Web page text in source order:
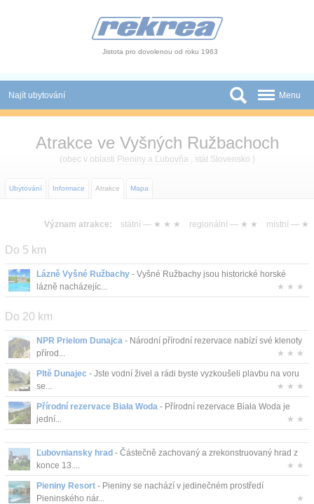
Jistota pro dovolenou od roku 1963
Najít ubytování
Slevy a Last Minute
Autobusové zájezdy
Atrakce
O nás
Kontakt
Menu
Atrakce ve Vyšných Ružbachoch
(obec v oblasti Pieniny a Ľubovňa , stát Slovensko )
Ubytování Informace Atrakce Mapa
Význam atrakce: státní — ★ ★ ★ regionální — ★ ★ místní — ★
Do 5 km
Lázně Vyšné Ružbachy - Vyšné Ružbachy jsou historické horské
lázně nacházejíc...
★ ★ ★
Do 20 km
NPR Prielom Dunajca - Národní přírodní rezervace nabízí své klenoty
přírod...
★ ★ ★
Pltě Dunajec - Jste vodní živel a rádi byste vyzkoušeli plavbu na voru
se...
★ ★ ★
Přírodní rezervace Biała Woda - Přírodní rezervace Biała Woda je
jední...
★ ★
Ľubovniansky hrad - Částečně zachovaný a zrekonstruovaný hrad z
konce 13....
★ ★
Pieniny Resort - Pieniny se nachází v jedinečném prostředí
Pieninského nár...
★